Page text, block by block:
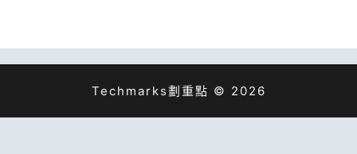
Techmarks劃重點 © 2026